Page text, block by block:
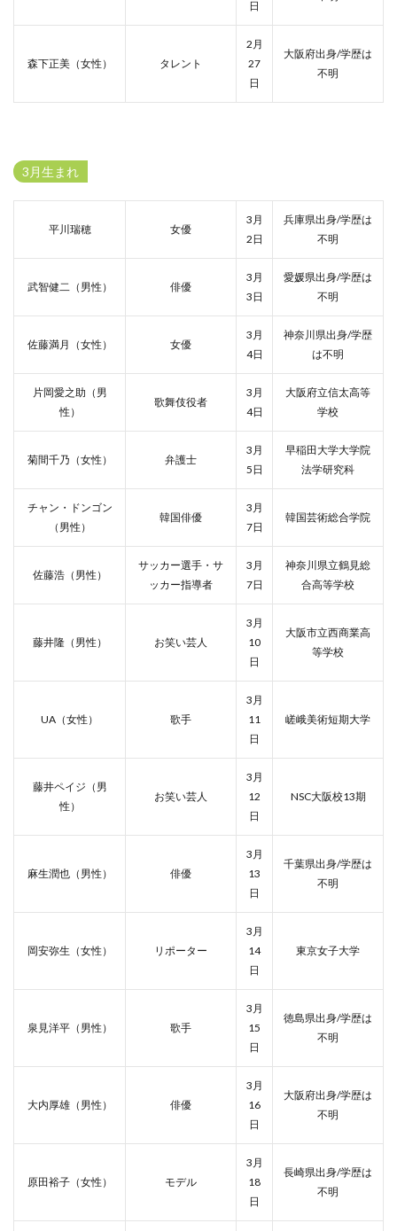
日
森下正美（女性） タレント
2月
27
日
大阪府出身/学歴は
不明
3月生まれ
平川瑞穂 女優
3月
2日
兵庫県出身/学歴は
不明
武智健二（男性） 俳優
3月
3日
愛媛県出身/学歴は
不明
佐藤満月（女性） 女優
3月
4日
神奈川県出身/学歴
は不明
片岡愛之助（男
性）
歌舞伎役者
3月
4日
大阪府立信太高等
学校
菊間千乃（女性） 弁護士
3月
5日
早稲田大学大学院
法学研究科
チャン・ドンゴン
（男性）
韓国俳優
3月
7日
韓国芸術総合学院
佐藤浩（男性）
サッカー選手・サ
ッカー指導者
3月
7日
神奈川県立鶴見総
合高等学校
藤井隆（男性） お笑い芸人
3月
10
日
大阪市立西商業高
等学校
UA（女性） 歌手
3月
11
日
嵯峨美術短期大学
藤井ペイジ（男
性）
お笑い芸人
3月
12
日
NSC大阪校13期
麻生潤也（男性） 俳優
3月
13
日
千葉県出身/学歴は
不明
岡安弥生（女性） リポーター
3月
14
日
東京女子大学
泉見洋平（男性） 歌手
3月
15
日
徳島県出身/学歴は
不明
大内厚雄（男性） 俳優
3月
16
日
大阪府出身/学歴は
不明
原田裕子（女性） モデル
3月
18
日
長崎県出身/学歴は
不明